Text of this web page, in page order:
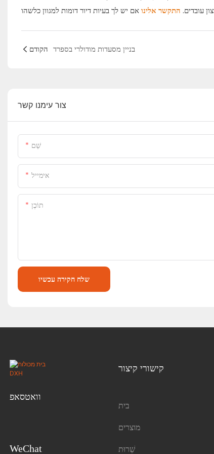
עובדים. התקשר אלינו
הקודם בניין מסעדות מודולרי בספרד
צור עימנו קשר
שֵׁם
אימייל
תוֹכֶן
שלח חקירה עכשיו
וואטסאפ
WeChat
קישורי קיצור
בית
מוצרים
שֵׁרוּת